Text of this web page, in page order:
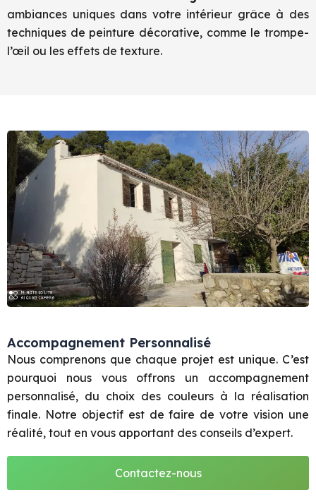
ambiances uniques dans votre intérieur grâce à des
techniques de peinture décorative, comme le trompe-
l’œil ou les effets de texture.
Accompagnement Personnalisé
Nous comprenons que chaque projet est unique. C’est
pourquoi nous vous offrons un accompagnement
personnalisé, du choix des couleurs à la réalisation
finale. Notre objectif est de faire de votre vision une
réalité, tout en vous apportant des conseils d’expert.
Contactez-nous